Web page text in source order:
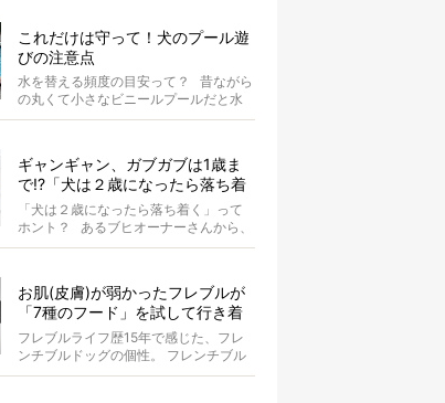
これだけは守って！犬のプール遊
びの注意点
水を替える頻度の目安って？ 昔ながら
の丸くて小さなビニールプールだと水
替えもさほど手間ではないけ...
ギャンギャン、ガブガブは1歳ま
で!?「犬は２歳になったら落ち着
く」という都市伝説は本当？
「犬は２歳になったら落ち着く」って
ホント？ あるブヒオーナーさんから、
こんな質問がありました。...
お肌(皮膚)が弱かったフレブルが
「7種のフード」を試して行き着
いた「病院知らず」の実体験
フレブルライフ歴15年で感じた、フレ
ンチブルドッグの個性。 フレンチブル
ドッグと暮らしはじめて15年になる筆